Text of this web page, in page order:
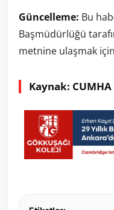
Güncelleme: Bu
Başmüdürlüğü
metnine ulaşmak için
Kaynak: CUMHA